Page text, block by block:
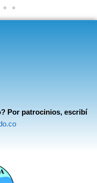
Por patrocinios, escribí